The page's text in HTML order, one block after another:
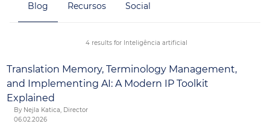
mais inteligentes. Junto com nossa tecnologia
GlobalLink, podemos oferecer assistência aos clientes
para otimização de seu conteúdo multilíngue, de texto
Blog Recursos Social
4 results for Inteligência artificial
Translation Memory, Terminology Management,
and Implementing AI: A Modern IP Toolkit
Explained
By Nejla Katica, Director
06.02.2026